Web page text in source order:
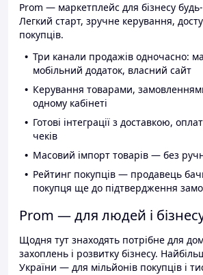
Prom — маркетплейс для бізнесу
Легкий старт, зручне керування,
покупців.
Три канали продажів одночасно:
мобільний додаток, власний сайт
Керування товарами,
одному кабінеті
Готові інтеграції з доставкою,
чеків
Масовий імпорт товарів — без
Рейтинг покупців — продавець
покупця ще до підтвердження
Prom — для людей і
Щодня тут знаходять потрібне для
захоплень і розвитку бізнесу.
України — для мільйонів покупців і